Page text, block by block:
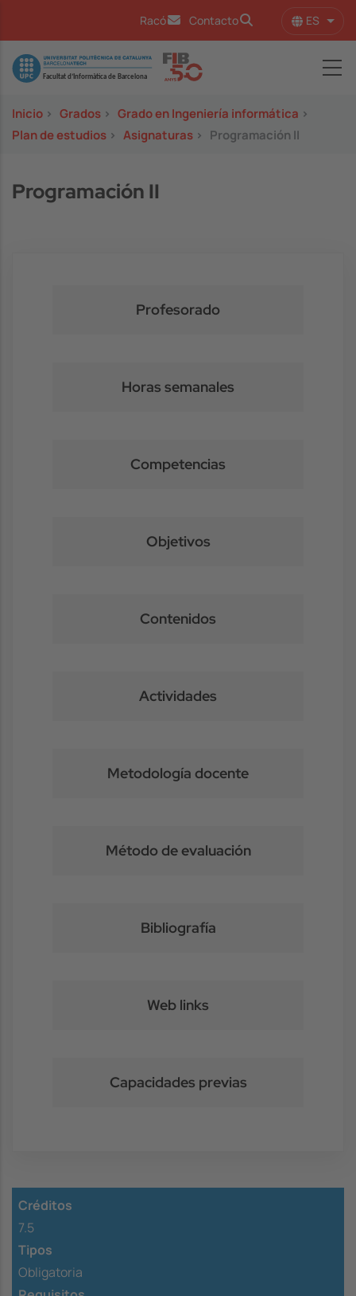
Racó Contacto ES
Image
Inicio > Grados > Grado en Ingeniería informática >
Plan de estudios > Asignaturas > Programación II
Programación II
Profesorado
Horas semanales
Competencias
Objetivos
Contenidos
Actividades
Metodología docente
Método de evaluación
Bibliografía
Web links
Capacidades previas
Créditos
7.5
Tipos
Obligatoria